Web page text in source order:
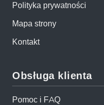
Polityka prywatności
Mapa strony
Kontakt
Obsługa klienta
Pomoc i FAQ